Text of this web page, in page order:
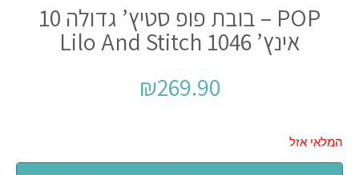
POP – בובת פופ סטיץ’ גדולה 10
אינץ’ Lilo And Stitch 1046
₪269.90
המלאי אזל